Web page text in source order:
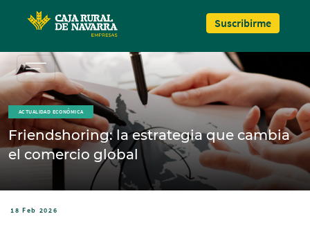
Suscribirme
ACTUALIDAD ECONÓMICA
Friendshoring: la estrategia que cambia
el comercio global
18 Feb 2026